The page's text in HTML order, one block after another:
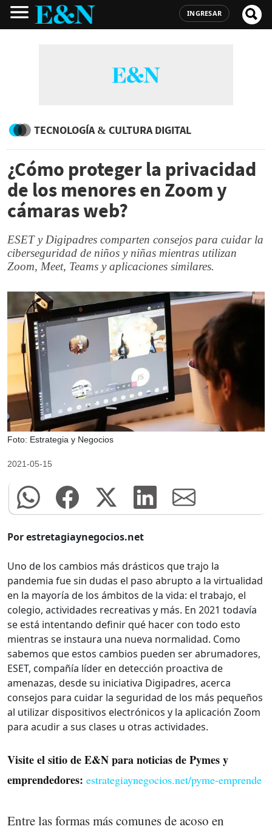
INGRESAR
TECNOLOGÍA & CULTURA DIGITAL
¿Cómo proteger la privacidad
de los menores en Zoom y
cámaras web?
ESET y Digipadres comparten consejos para cuidar la
ciberseguridad de niños y niñas mientras utilizan
Zoom, Meet, Teams y aplicaciones similares.
Foto: Estrategia y Negocios
2021-05-15
Por estretagiaynegocios.net
Uno de los cambios más drásticos que trajo la
pandemia fue sin dudas el paso abrupto a la virtualidad
en la mayoría de los ámbitos de la vida: el trabajo, el
colegio, actividades recreativas y más. En 2021 todavía
se está intentando definir qué hacer con todo esto
mientras se instaura una nueva normalidad. Como
sabemos que estos cambios pueden ser abrumadores,
ESET, compañía líder en detección proactiva de
amenazas, desde su iniciativa Digipadres, acerca
consejos para cuidar la seguridad de los más pequeños
al utilizar dispositivos electrónicos y la aplicación Zoom
para acudir a sus clases u otras actividades.
Visite el sitio de E&N para noticias de Pymes y
emprendedores: estrategiaynegocios.net/pyme-emprende
Entre las formas más comunes de acoso en